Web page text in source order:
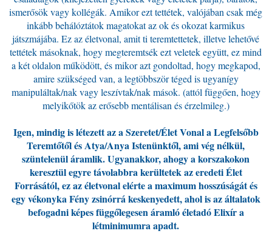
ismerősök vagy kollégák. Amikor ezt tettétek, valójában csak még
inkább behálóztátok magatokat az ok és okozat karmikus
játszmájába. Ez az életvonal, amit ti teremtettetek, illetve lehetővé
tettétek másoknak, hogy megteremtsék ezt veletek együtt, ez mind
a két oldalon működött, és mikor azt gondoltad, hogy megkapod,
amire szükséged van, a legtöbbször téged is ugyanígy
manipuláltak/nak vagy leszívtak/nak mások. (attól függően, hogy
melyikőtök az erősebb mentálisan és érzelmileg.)
Igen, mindig is létezett az a Szeretet/Élet Vonal a Legfelsőbb
Teremtőtől és Atya/Anya Istenünktől, ami vég nélkül,
szüntelenül áramlik. Ugyanakkor, ahogy a korszakokon
keresztül egyre távolabbra kerültetek az eredeti Élet
Forrásától, ez az életvonal elérte a maximum hosszúságát és
egy vékonyka Fény zsinórrá keskenyedett, ahol is az általatok
befogadni képes függőlegesen áramló életadó Elixír a
létminimumra apadt.